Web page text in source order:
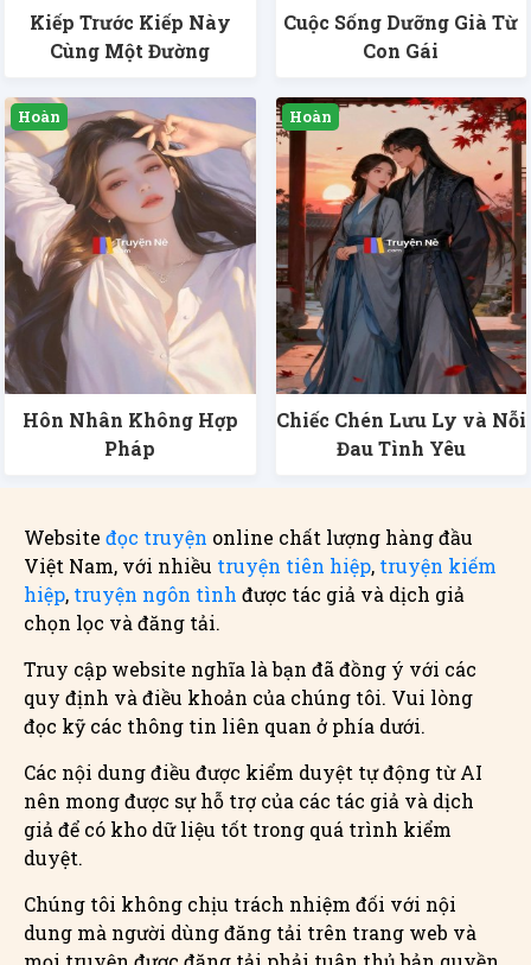
Kiếp Trước Kiếp Này
Cùng Một Đường
Cuộc Sống Dưỡng Già Từ
Con Gái
Hôn Nhân Không Hợp
Pháp
Chiếc Chén Lưu Ly và Nỗi
Đau Tình Yêu
Website đọc truyện online chất lượng hàng đầu
Việt Nam, với nhiều truyện tiên hiệp, truyện kiếm
hiệp, truyện ngôn tình được tác giả và dịch giả
chọn lọc và đăng tải.
Truy cập website nghĩa là bạn đã đồng ý với các
quy định và điều khoản của chúng tôi. Vui lòng
đọc kỹ các thông tin liên quan ở phía dưới.
Các nội dung điều được kiểm duyệt tự động từ AI
nên mong được sự hỗ trợ của các tác giả và dịch
giả để có kho dữ liệu tốt trong quá trình kiểm
duyệt.
Chúng tôi không chịu trách nhiệm đối với nội
dung mà người dùng đăng tải trên trang web và